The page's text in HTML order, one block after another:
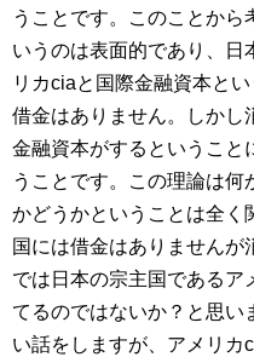
うことです。このことから
いうのは表面的であり、日
リカciaと国際金融資本と
借金はありません。しかし
金融資本がするということ
うことです。この理論は何
かどうかということは全く
国には借金はありませんが
では日本の宗主国であるア
てるのではないか？と思い
い話をしますが、アメリカ